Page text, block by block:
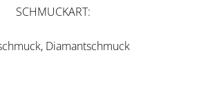
SCHMUCKART
Diamantschmuck